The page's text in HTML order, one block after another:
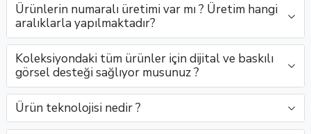
derin
kullanıcı..SatışClarogeçişle..Rocio..
Ürünlerin numaralı üretimi var mı ? Üretim hangi
aralıklarla yapılmaktadır?
Koleksiyondaki tüm ürünler için dijital ve baskılı
görsel desteği sağlıyor musunuz ?
Ürün teknolojisi nedir ?